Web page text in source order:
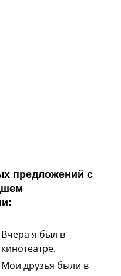
предложений с
Вчера я был в
кинотеатре.
Мои друзья были в